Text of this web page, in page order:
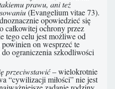
prawu, ani też
(Evangelium vitae 73).
opowiedzieć się
całkowitej ochrony przez
tego celu jest możliwe od
on wesprzeć te
ograniczenia szkodliwości
przeciwstawić– wielokrotnie
“cywilizacji miłości” nie jest